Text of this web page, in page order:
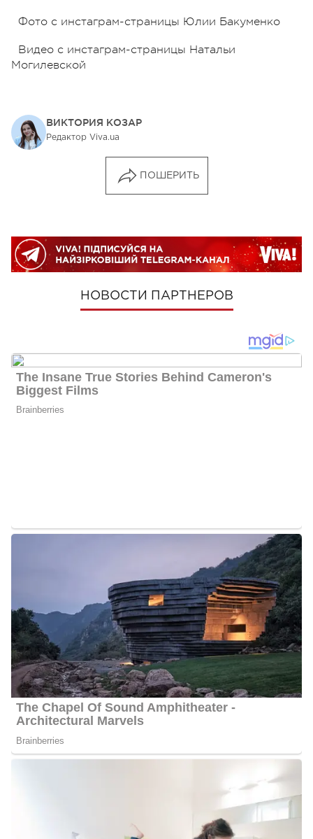
Фото с инстаграм-страницы Юлии Бакуменко
Видео с инстаграм-страницы Натальи
Могилевской
ВИКТОРИЯ КОЗАР
Редактор Viva.ua
ПОШЕРИТЬ
НОВОСТИ ПАРТНЕРОВ